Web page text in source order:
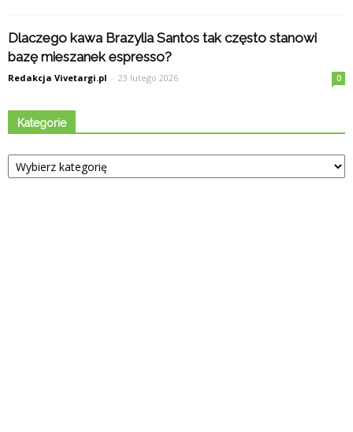
Dlaczego kawa Brazylia Santos tak często stanowi
bazę mieszanek espresso?
Redakcja Vivetargi.pl - 23 lutego 2026 0
Kategorie
Kategorie